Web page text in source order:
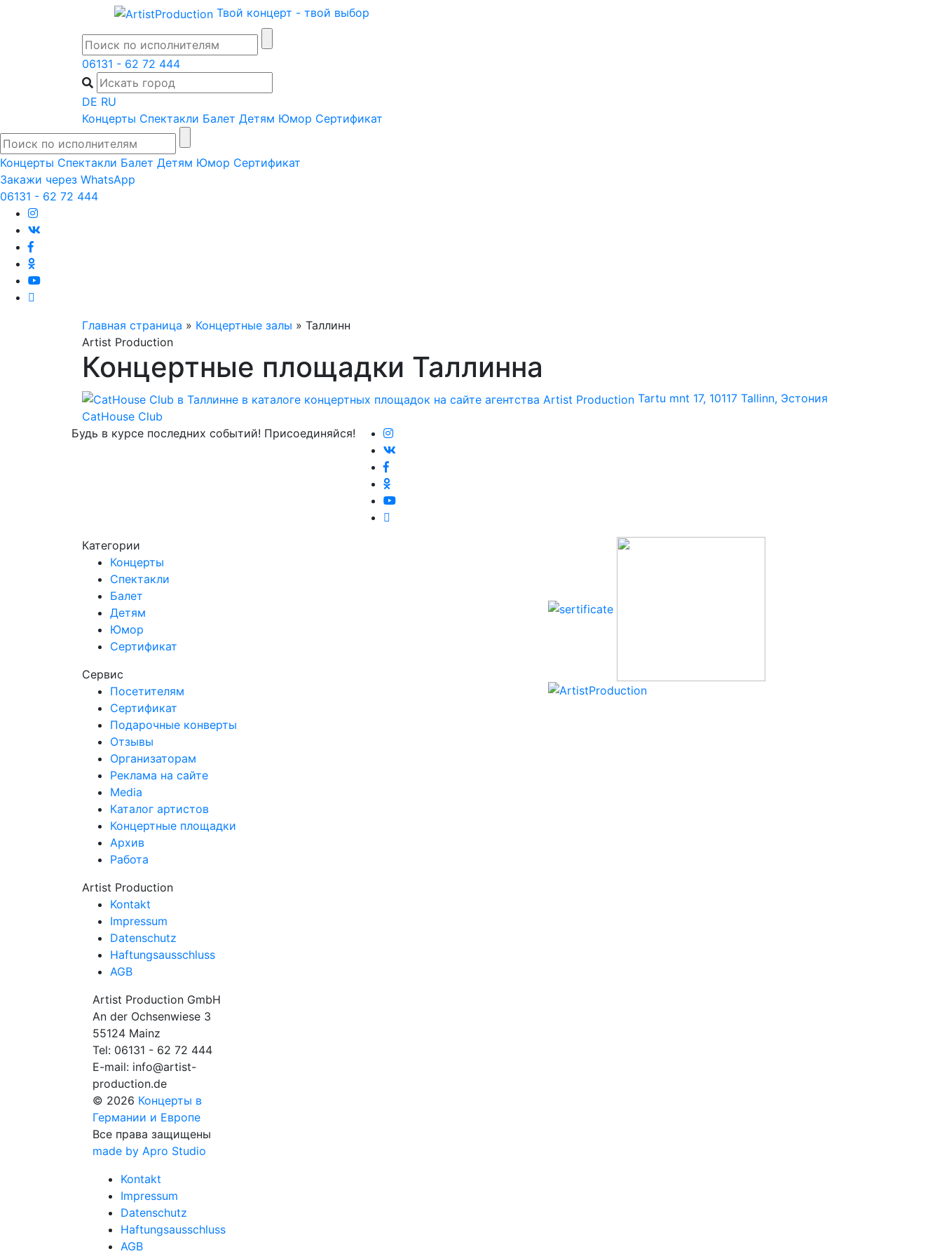
Твой концерт - твой выбор
06131 - 62 72 444
DE RU
Концерты Спектакли Балет Детям Юмор Сертификат
Концерты Спектакли Балет Детям Юмор Сертификат
Закажи через WhatsApp
06131 - 62 72 444
Главная страница » Концертные залы » Таллинн
Artist Production
Концертные площадки Таллинна
Tartu mnt 17, 10117 Tallinn, Эстония
CatHouse Club
Будь в курсе последних событий! Присоединяйся!
Категории
Концерты
Спектакли
Балет
Детям
Юмор
Сертификат
Сервис
Посетителям
Сертификат
Подарочные конверты
Отзывы
Организаторам
Реклама на сайте
Media
Каталог артистов
Концертные площадки
Архив
Работа
Artist Production
Kontakt
Impressum
Datenschutz
Haftungsausschluss
AGB
Artist Production GmbH
An der Ochsenwiese 3
55124 Mainz
Tel: 06131 - 62 72 444
E-mail: info@artist-
production.de
© 2026 Концерты в
Германии и Европе
Все права защищены
made by Apro Studio
Kontakt
Impressum
Datenschutz
Haftungsausschluss
AGB